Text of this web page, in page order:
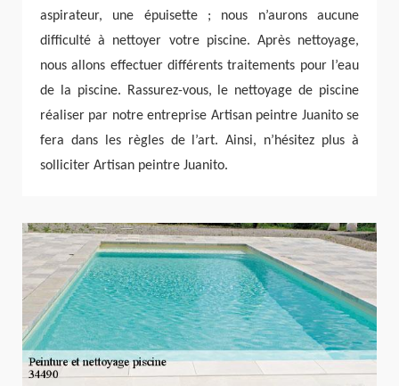
aspirateur, une épuisette ; nous n’aurons aucune
difficulté à nettoyer votre piscine. Après nettoyage,
nous allons effectuer différents traitements pour l’eau
de la piscine. Rassurez-vous, le nettoyage de piscine
réaliser par notre entreprise Artisan peintre Juanito se
fera dans les règles de l’art. Ainsi, n’hésitez plus à
solliciter Artisan peintre Juanito.